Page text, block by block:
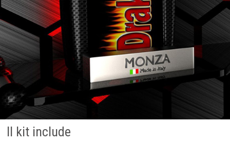
Il kit include